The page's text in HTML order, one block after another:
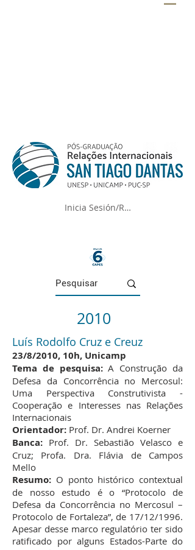
Inicia Sesión/Regístrate
2010
Luís Rodolfo Cruz e Creuz
23/8/2010, 10h, Unicamp
Tema de pesquisa:A Construção da
Defesa da Concorrência no Mercosul:
Uma Perspectiva Construtivista -
Cooperação e Interesses nas Relações
Internacionais
Orientador: Prof. Dr. Andrei Koerner
Banca: Prof. Dr. Sebastião Velasco e
Cruz; Profa. Dra. Flávia de Campos
Mello
Resumo: O ponto histórico contextual
de nosso estudo é o “Protocolo de
Defesa da Concorrência no Mercosul –
Protocolo de Fortaleza”, de 17/12/1996.
Apesar desse marco regulatório ter sido
ratificado por alguns Estados-Parte do